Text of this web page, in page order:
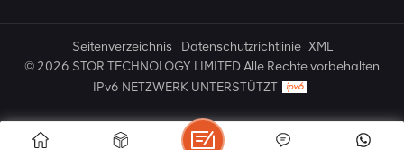
Seitenverzeichnis Datenschutzrichtlinie XML
© 2026 STOR TECHNOLOGY LIMITED Alle Rechte vorbehalten
IPv6 NETZWERK UNTERSTÜTZT